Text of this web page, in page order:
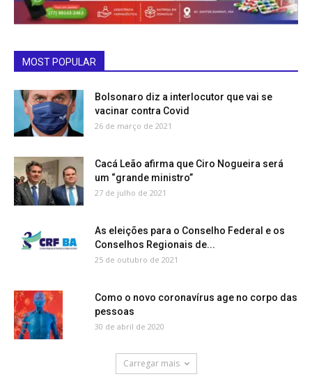
MOST POPULAR
Bolsonaro diz a interlocutor que vai se
vacinar contra Covid
26 de março de 2021
Cacá Leão afirma que Ciro Nogueira será
um “grande ministro”
27 de julho de 2021
As eleições para o Conselho Federal e os
Conselhos Regionais de...
25 de outubro de 2021
Como o novo coronavírus age no corpo das
pessoas
30 de abril de 2020
Carregar mais